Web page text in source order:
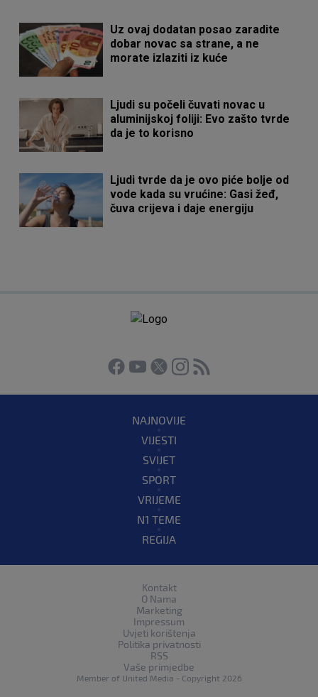
Uz ovaj dodatan posao zaradite
dobar novac sa strane, a ne
morate izlaziti iz kuće
Ljudi su počeli čuvati novac u
aluminijskoj foliji: Evo zašto tvrde
da je to korisno
Ljudi tvrde da je ovo piće bolje od
vode kada su vrućine: Gasi žeđ,
čuva crijeva i daje energiju
NAJNOVIJE
VIJESTI
SVIJET
SPORT
VRIJEME
N1 TEME
REGIJA
Kontakt
O Nama
Marketing
Impressum
Uvjeti korištenja
Politika privatnosti
RSS
Vaše primjedbe
Member of United Media - Copyright 2026